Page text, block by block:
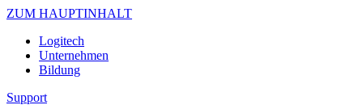
ZUM HAUPTINHALT
Logitech
Unternehmen
Bildung
Support